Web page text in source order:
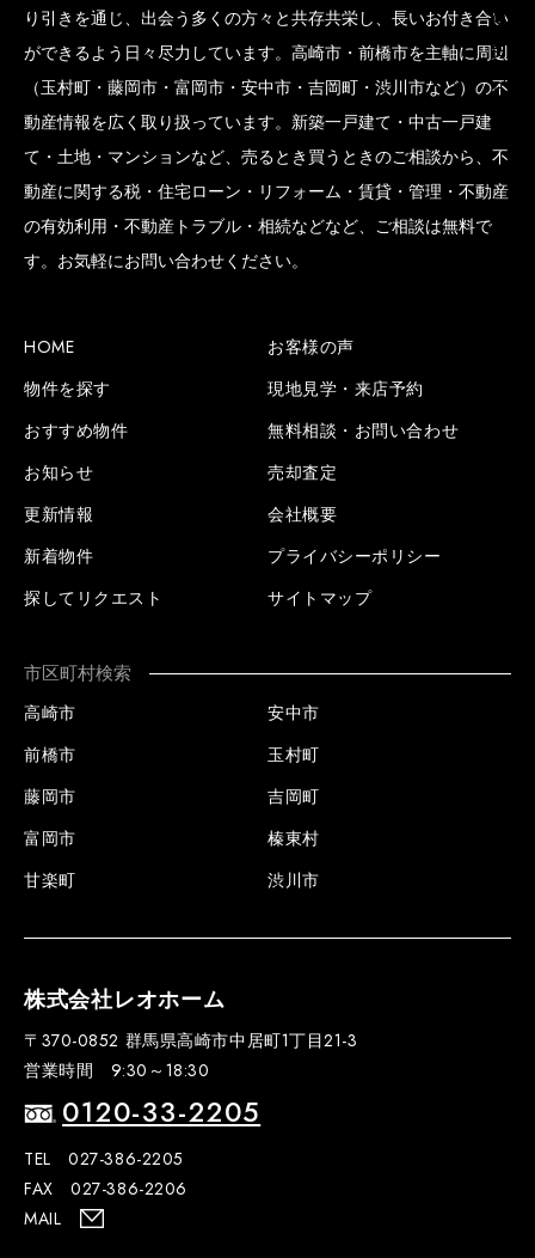
り引きを通じ、出会う多くの方々と共存共栄し、長いお付き合い
ができるよう日々尽力しています。高崎市・前橋市を主軸に周辺
（玉村町・藤岡市・富岡市・安中市・吉岡町・渋川市など）の不
動産情報を広く取り扱っています。新築一戸建て・中古一戸建
て・土地・マンションなど、売るとき買うときのご相談から、不
動産に関する税・住宅ローン・リフォーム・賃貸・管理・不動産
の有効利用・不動産トラブル・相続などなど、ご相談は無料で
す。お気軽にお問い合わせください。
HOME
物件を探す
おすすめ物件
お知らせ
更新情報
新着物件
探してリクエスト
お客様の声
現地見学・来店予約
無料相談・お問い合わせ
売却査定
会社概要
プライバシーポリシー
サイトマップ
市区町村検索
高崎市
前橋市
藤岡市
富岡市
甘楽町
安中市
玉村町
吉岡町
榛東村
渋川市
株式会社レオホーム
〒370-0852 群馬県高崎市中居町1丁目21-3
営業時間 9:30～18:30
0120-33-2205
TEL 027-386-2205
FAX 027-386-2206
MAIL
SCROLL BOTTOM